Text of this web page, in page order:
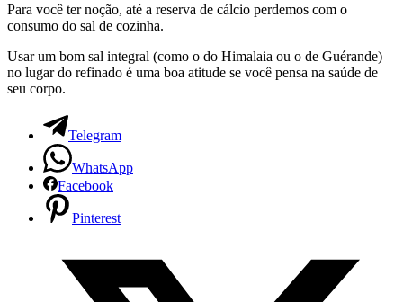
Para você ter noção, até a reserva de cálcio perdemos com o
consumo do sal de cozinha.
Usar um bom sal integral (como o do Himalaia ou o de Guérande)
no lugar do refinado é uma boa atitude se você pensa na saúde de
seu corpo.
Telegram
WhatsApp
Facebook
Pinterest